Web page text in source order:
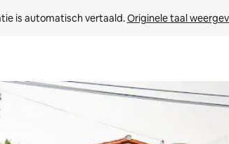
is automatisch vertaald. Originele taal